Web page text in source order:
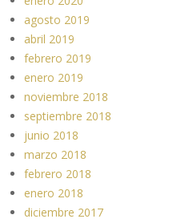
agosto 2019
abril 2019
febrero 2019
enero 2019
noviembre 2018
septiembre 2018
junio 2018
marzo 2018
febrero 2018
enero 2018
diciembre 2017